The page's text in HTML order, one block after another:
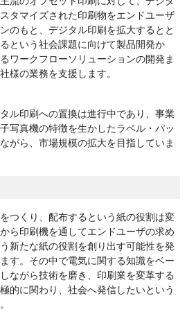
タマイズされた印刷物をエンドユーザ
のもと、デジタル印刷を拡大するとと
という社会課題に向けて製品開発か
ワークフローソリューションの開発ま
様の業務を支援します。
ル印刷への置換は進行中であり、事業
写真機の特徴を生かしたラベル・パッ
がら、市場規模の拡大を目指していま
つくり、配布するという紙の役割は変
ら印刷機を通してエンドユーザの求め
新たな紙の役割を創り出す可能性を発
す。その中で電気に関する知識をベー
ながら技術を磨き、印刷業を変革する
的に関わり、社会へ発信したいという